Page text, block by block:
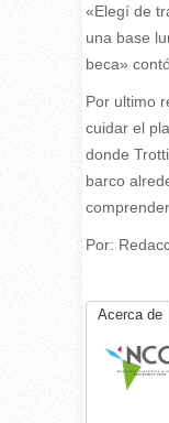
«Elegí de
una base
beca»
Por ultimo
cuidar el
donde
barco
Por:
Acerca de